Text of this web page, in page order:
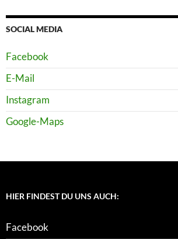
SOCIAL MEDIA
Facebook
E-Mail
Instagram
Google-Maps
HIER FINDEST DU UNS AUCH:
Facebook